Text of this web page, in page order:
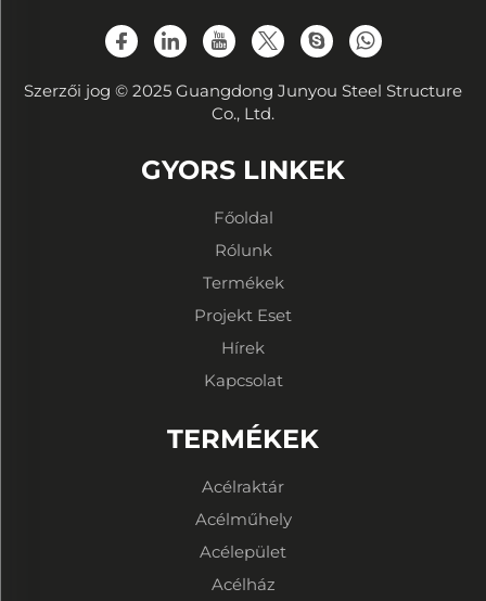
Szerzői jog © 2025 Guangdong Junyou Steel Structure
Co., Ltd.
GYORS LINKEK
Főoldal
Rólunk
Termékek
Projekt Eset
Hírek
Kapcsolat
TERMÉKEK
Acélraktár
Acélműhely
Acélepület
Acélház